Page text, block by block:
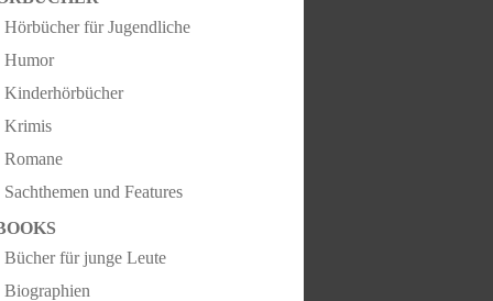
Hörbücher für Jugendliche
Humor
Kinderhörbücher
Krimis
Romane
Sachthemen und Features
Bücher für junge Leute
Biographien